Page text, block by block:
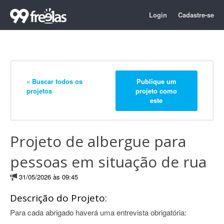
Login Cadastre-se
« Buscar todos os
projetos
Publique um
projeto como
este
Projeto de albergue para
pessoas em situação de rua
31/05/2026 às 09:45
Descrição do Projeto:
Para cada abrigado haverá uma entrevista obrigatória: